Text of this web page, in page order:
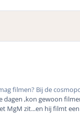
filmen? Bij de
dagen ,kon gewoon
MgM zit...en hij filmt